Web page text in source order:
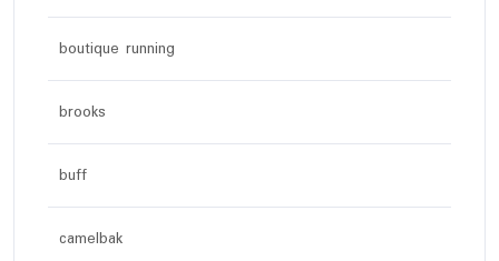
boutique running
brooks
buff
camelbak